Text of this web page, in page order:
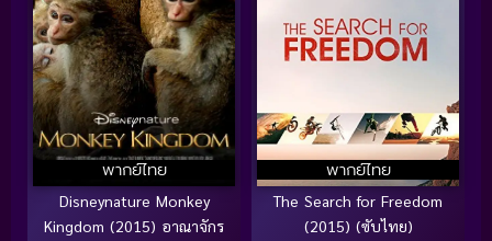
พากย์ไทย
Disneynature Monkey
Kingdom (2015) อาณาจักร
พากย์ไทย
The Search for Freedom
(2015) (ซับไทย)